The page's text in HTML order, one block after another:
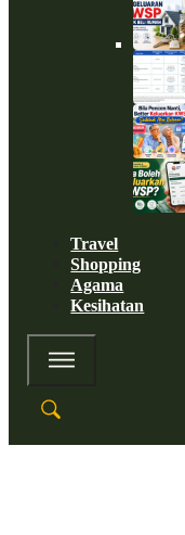
Travel
Shopping
Agama
Kesihatan